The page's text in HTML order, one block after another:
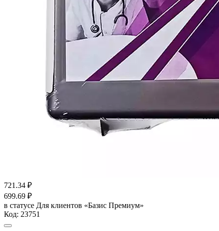
721.34 ₽
699.69 ₽
в статусе Для клиентов «Базис Премиум»
Код: 23751